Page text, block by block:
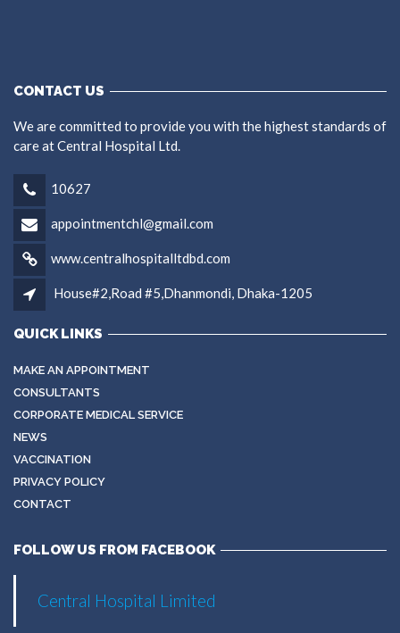
CONTACT US
We are committed to provide you with the highest standards of
care at Central Hospital Ltd.
10627
appointmentchl@gmail.com
www.centralhospitalltdbd.com
House#2,Road #5,Dhanmondi, Dhaka-1205
QUICK LINKS
MAKE AN APPOINTMENT
CONSULTANTS
CORPORATE MEDICAL SERVICE
NEWS
VACCINATION
PRIVACY POLICY
CONTACT
FOLLOW US FROM FACEBOOK
Central Hospital Limited